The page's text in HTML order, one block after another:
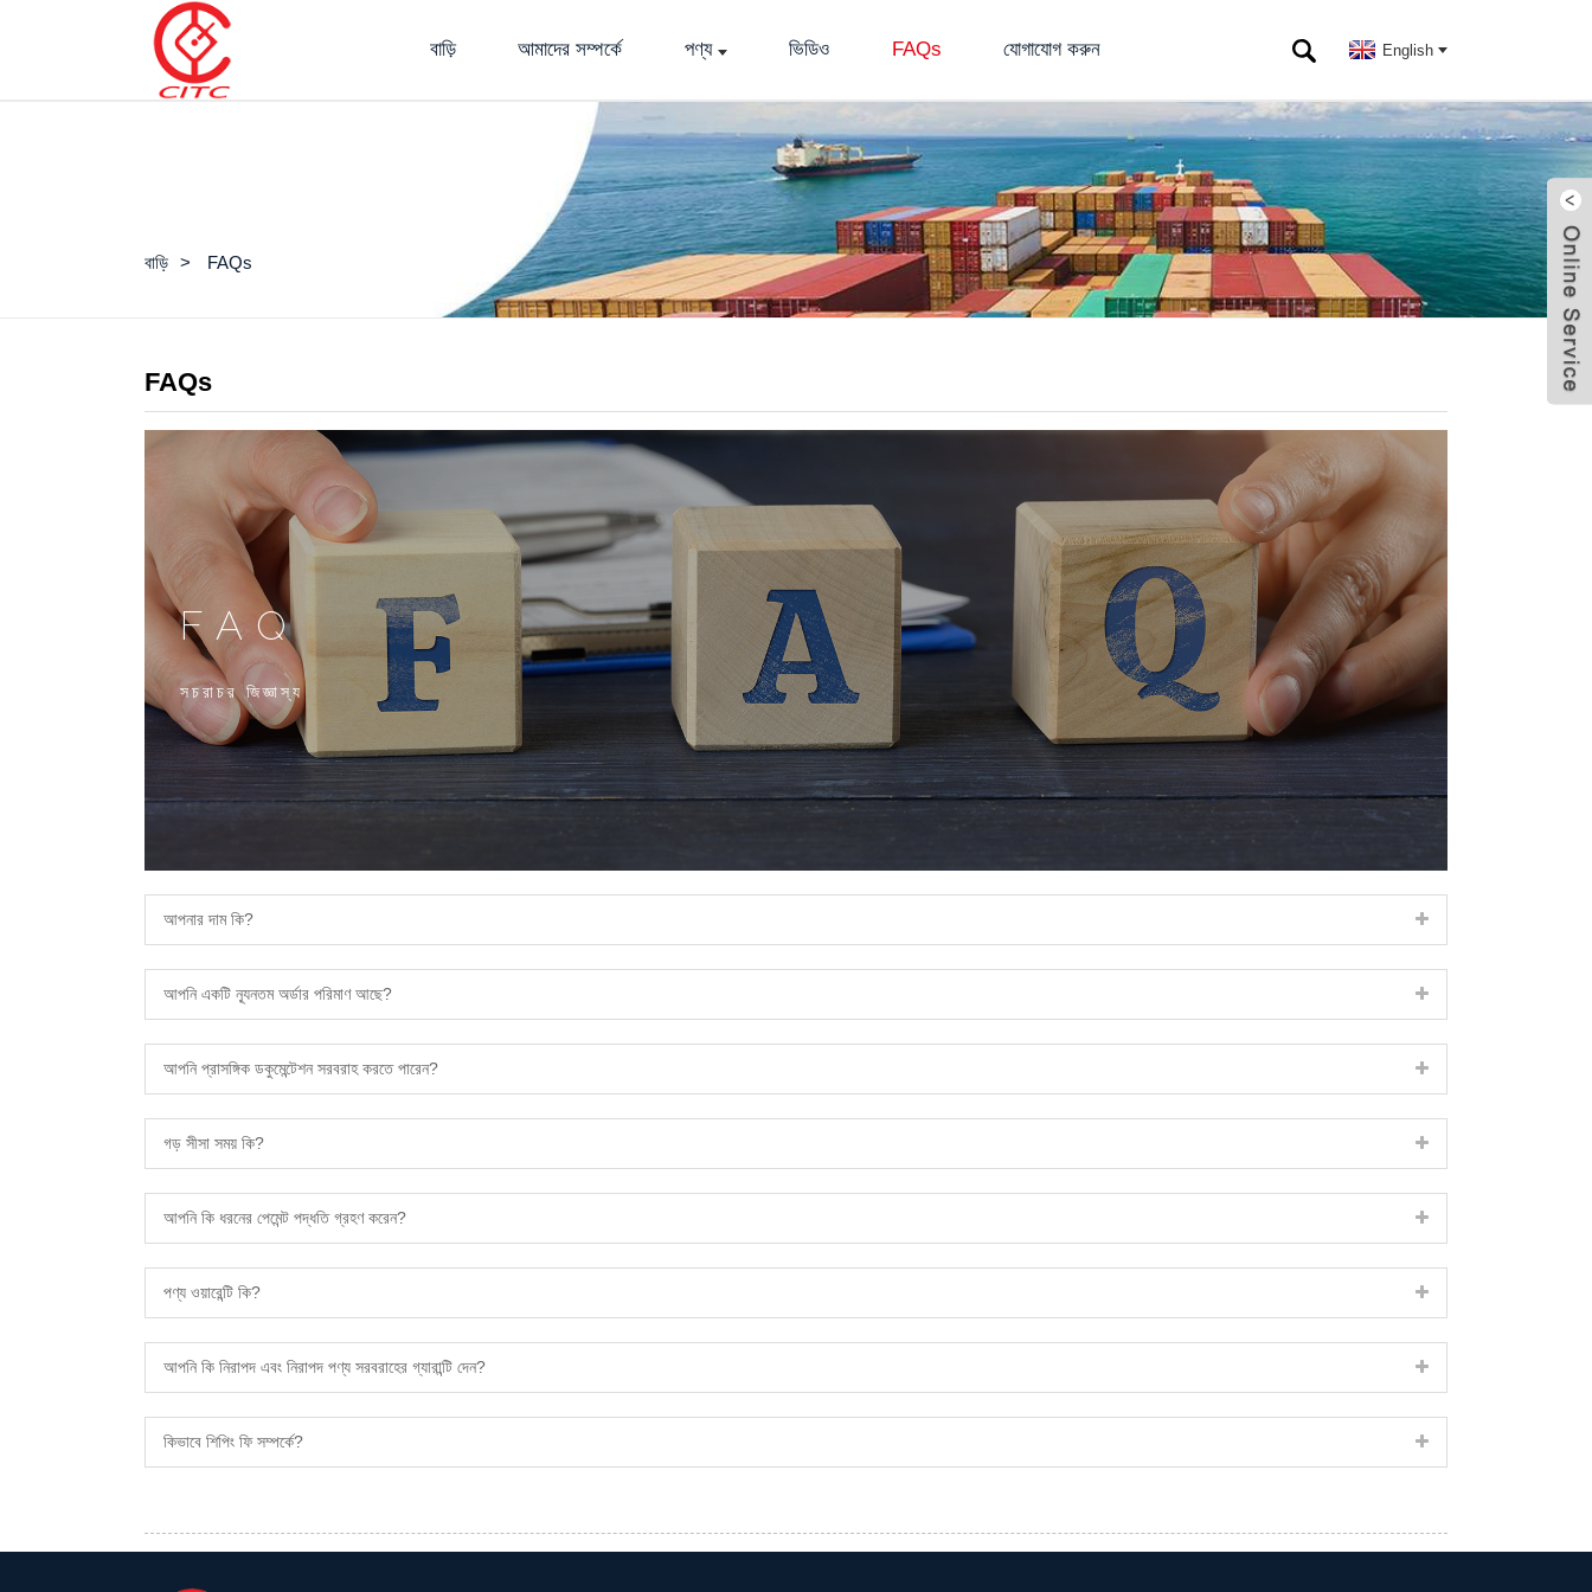
বাড়ি আমাদের সম্পর্কে পণ্য ভিডিও FAQs যোগাযোগ করুন English
বাড়ি FAQs
FAQs
FAQ
সচরাচর জিজ্ঞাস্য
আপনার দাম কি?
আপনি একটি ন্যূনতম অর্ডার পরিমাণ আছে?
আপনি প্রাসঙ্গিক ডকুমেন্টেশন সরবরাহ করতে পারেন?
গড় সীসা সময় কি?
আপনি কি ধরনের পেমেন্ট পদ্ধতি গ্রহণ করেন?
পণ্য ওয়ারেন্টি কি?
আপনি কি নিরাপদ এবং নিরাপদ পণ্য সরবরাহের গ্যারান্টি দেন?
কিভাবে শিপিং ফি সম্পর্কে?